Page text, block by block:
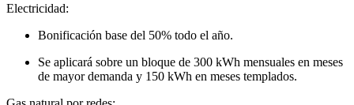
Electricidad:
Bonificación base del 50% todo el año.
Se aplicará sobre un bloque de 300 kWh mensuales en meses
de mayor demanda y 150 kWh en meses templados.